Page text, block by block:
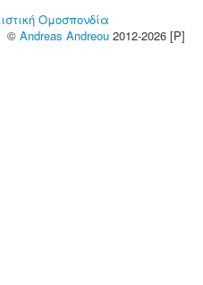
Ομοσπονδία
© Andreas Andreou 2012-2026 [P]